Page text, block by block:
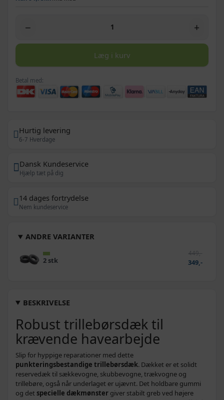
− +
Læg i kurv
Betal med:
Hurtig levering
6-7 Hverdage
Dansk Kundeservice
Hjælp tæt på dig
14 dages fortrydelse
Nem kundeservice
BESKRIVELSE
Robust trillebørsdæk til
krævende havearbejde
Slip for hyppige reparationer med dette
punkteringsbestandige trillebørsdæk. Dækket er et solidt
reservedæk til sækkevogne, skubbevogne, trækvogne og
trillebøre, også når underlaget er ujævnt. Det holdbare gummi
og det specielle dækmønster giver stabilt greb ved højere
ANDRE VARIANTER
2 stk
449,-
349,-